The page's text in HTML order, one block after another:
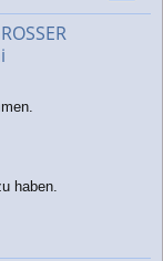
haben.